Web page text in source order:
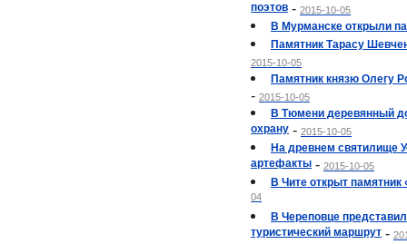
поэтов - 2015-10-05
В Мурманске открыли
Памятник Тарасу
2015-10-05
Памятник князю Олегу
- 2015-10-05
В Тюмени деревянный
охрану - 2015-10-05
На древнем святилище
артефакты - 2015-10-05
В Чите открыт
04
В Череповце
туристический маршрут -